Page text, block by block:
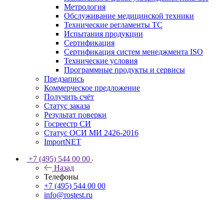
Метрология
Обслуживание медицинской техники
Технические регламенты ТС
Испытания продукции
Сертификация
Сертификация систем менеджмента ISO
Технические условия
Программные продукты и сервисы
Предзапись
Коммерческое предложение
Получить счёт
Статус заказа
Результат поверки
Госреестр СИ
Статус ОСИ МИ 2426-2016
ImportNET
+7 (495) 544 00 00
Назад
Телефоны
+7 (495) 544 00 00
info@rostest.ru